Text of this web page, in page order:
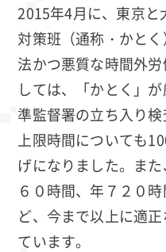
2015年4月に、東京
対策班（通称・かと
法かつ悪質な時間外
しては、「かとく」
準監督署の立ち入り
上限時間についても
げになりました。ま
６０時間、年７２０
ど、今まで以上に適
ています。